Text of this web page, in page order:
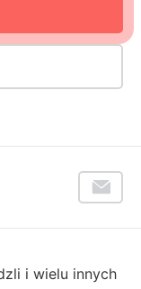
i wielu innych